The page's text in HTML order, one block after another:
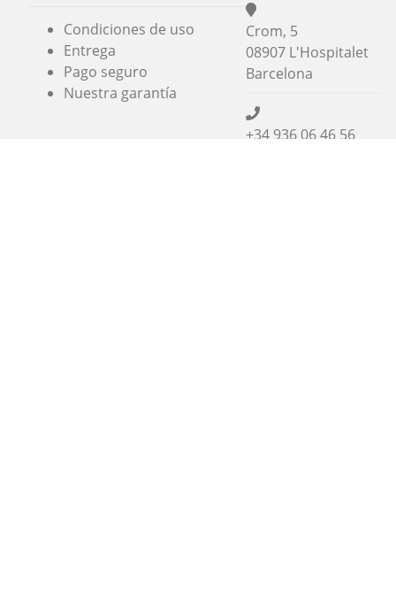
Condiciones de uso
Entrega
Pago seguro
Nuestra garantía
Crom, 5
08907 L'Hospitalet
Barcelona
+34 936 06 46 56